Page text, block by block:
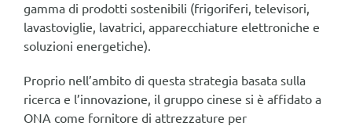
gamma di prodotti sostenibili (frigoriferi, televisori,
lavastoviglie, lavatrici, apparecchiature elettroniche e
soluzioni energetiche).
Proprio nell’ambito di questa strategia basata sulla
ricerca e l’innovazione, il gruppo cinese si è affidato a
ONA come fornitore di attrezzature per